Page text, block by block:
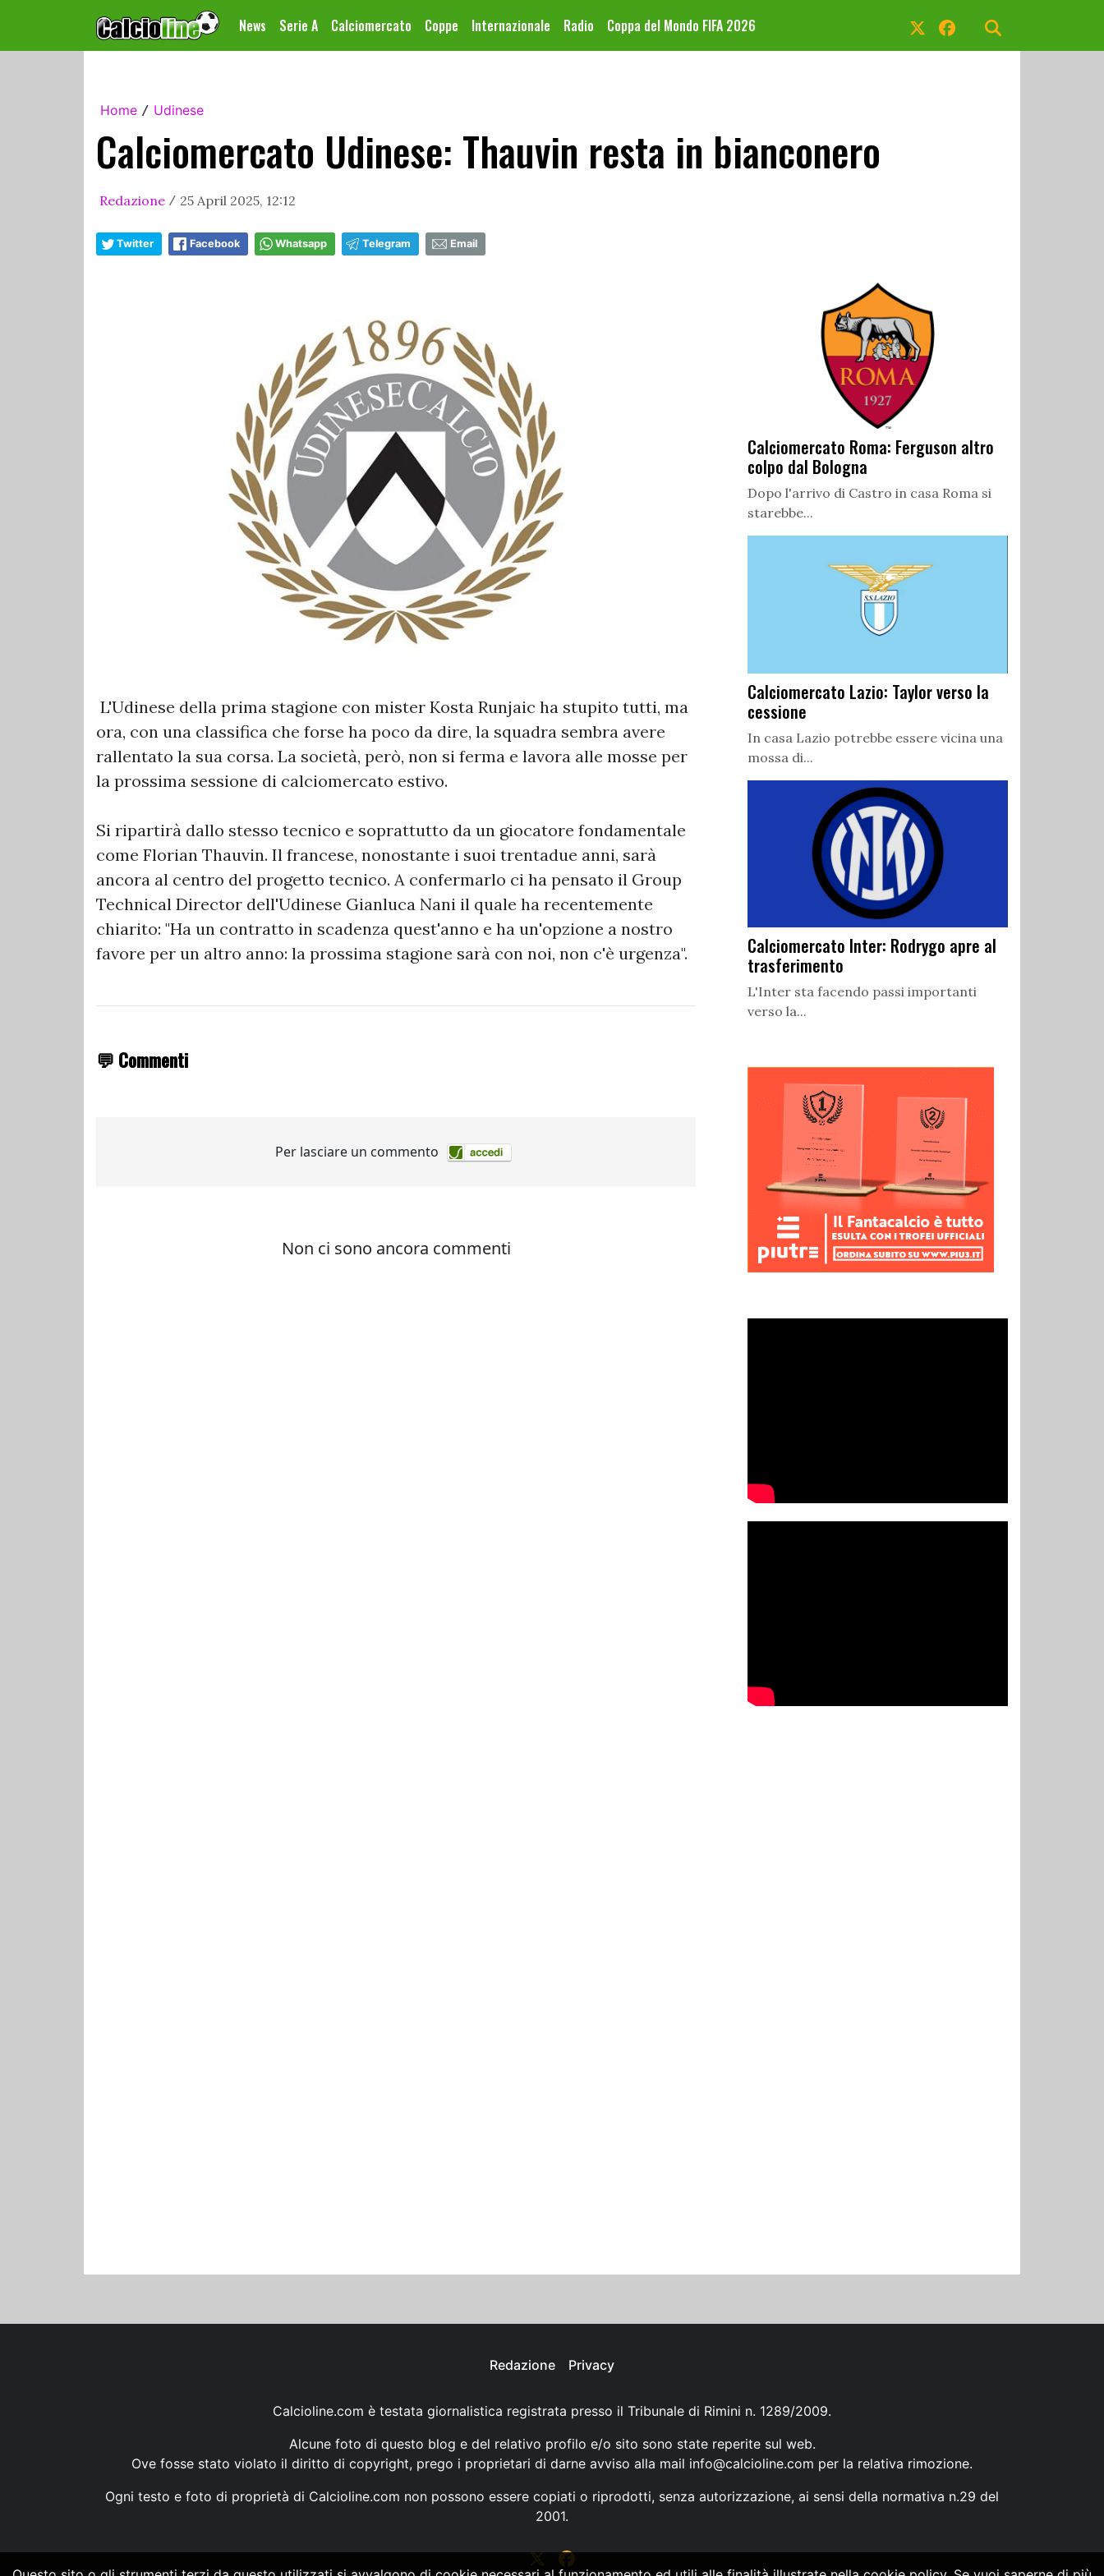
News Serie A Calciomercato Coppe Internazionale Radio Coppa del Mondo FIFA 2026
Home / Udinese
Calciomercato Udinese: Thauvin resta in bianconero
Redazione / 25 April 2025, 12:12
Twitter Facebook Whatsapp Telegram Email
L'Udinese della prima stagione con mister Kosta Runjaic ha stupito tutti, ma
ora, con una classifica che forse ha poco da dire, la squadra sembra avere
rallentato la sua corsa. La società, però, non si ferma e lavora alle mosse per
la prossima sessione di calciomercato estivo.
Si ripartirà dallo stesso tecnico e soprattutto da un giocatore fondamentale
come Florian Thauvin. Il francese, nonostante i suoi trentadue anni, sarà
ancora al centro del progetto tecnico. A confermarlo ci ha pensato il Group
Technical Director dell'Udinese Gianluca Nani il quale ha recentemente
chiarito: "Ha un contratto in scadenza quest'anno e ha un'opzione a nostro
favore per un altro anno: la prossima stagione sarà con noi, non c'è urgenza".
💬 Commenti
Calciomercato Roma: Ferguson altro
colpo dal Bologna
Dopo l'arrivo di Castro in casa Roma si
starebbe...
Calciomercato Lazio: Taylor verso la
cessione
In casa Lazio potrebbe essere vicina una
mossa di...
Calciomercato Inter: Rodrygo apre al
trasferimento
L'Inter sta facendo passi importanti
verso la...
Redazione Privacy
Calcioline.com è testata giornalistica registrata presso il Tribunale di Rimini n. 1289/2009.
Alcune foto di questo blog e del relativo profilo e/o sito sono state reperite sul web.
Ove fosse stato violato il diritto di copyright, prego i proprietari di darne avviso alla mail info@calcioline.com per la relativa rimozione.
Ogni testo e foto di proprietà di Calcioline.com non possono essere copiati o riprodotti, senza autorizzazione, ai sensi della normativa n.29 del
2001.